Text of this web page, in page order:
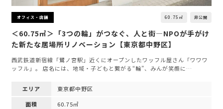
オフィス・店舗 60.75㎡ 非公開
＜60.75㎡＞「3つの輪」がつなぐ、人と街—NPOが手がけ
た新たな居場所リノベーション【東京都中野区】
西武鉄道新宿線「鷺ノ宮駅」近くにオープンしたワッフル屋さん「ワワワ
ッフル」。 店名には、地域・子どもと繋がる“輪”、みんが笑顔に…
エリア
東京都中野区
面積
60.75㎡